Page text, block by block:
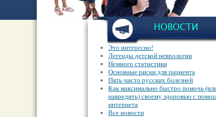
НОВОСТИ
Это интересно!
Легенды детской неврологии
Немного статистики
Основные риски для пациента
Пять чисто русских болезней
Как максимально быстро помочь
навредить) своему здоровью с
интернета
Все новости